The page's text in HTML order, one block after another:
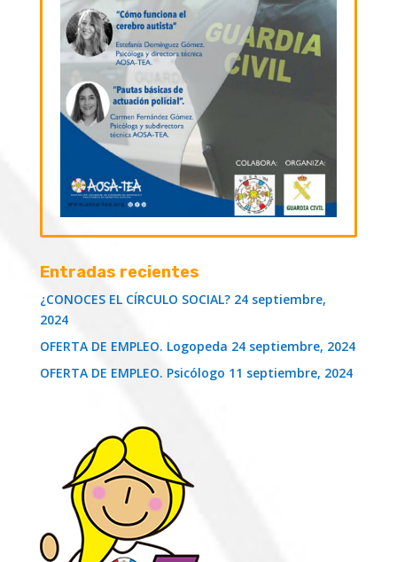
Entradas recientes
¿CONOCES EL CÍRCULO SOCIAL? 24 septiembre,
2024
OFERTA DE EMPLEO. Logopeda 24 septiembre, 2024
OFERTA DE EMPLEO. Psicólogo 11 septiembre, 2024